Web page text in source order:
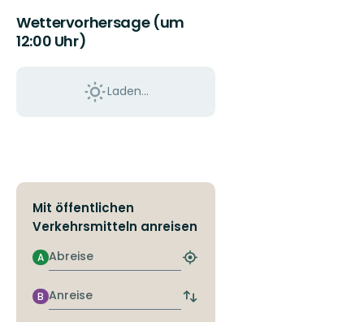
Wettervorhersage (um
12:00 Uhr)
Laden...
Mit öffentlichen
Verkehrsmitteln anreisen
Abreise
A
Nächstgelegene
finden
Anreise
B
Abfahrts-